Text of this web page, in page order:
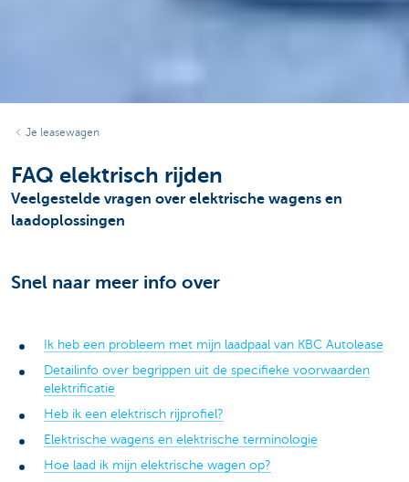
Je leasewagen
FAQ elektrisch rijden
Veelgestelde vragen over elektrische wagens en
laadoplossingen
Snel naar meer info over
Ik heb een probleem met mijn laadpaal van KBC Autolease
Detailinfo over begrippen uit de specifieke voorwaarden
elektrificatie
Heb ik een elektrisch rijprofiel?
Elektrische wagens en elektrische terminologie
Hoe laad ik mijn elektrische wagen op?